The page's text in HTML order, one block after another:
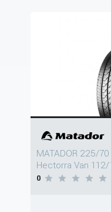
MATADOR 225/70
Hectorra Van 112/
0